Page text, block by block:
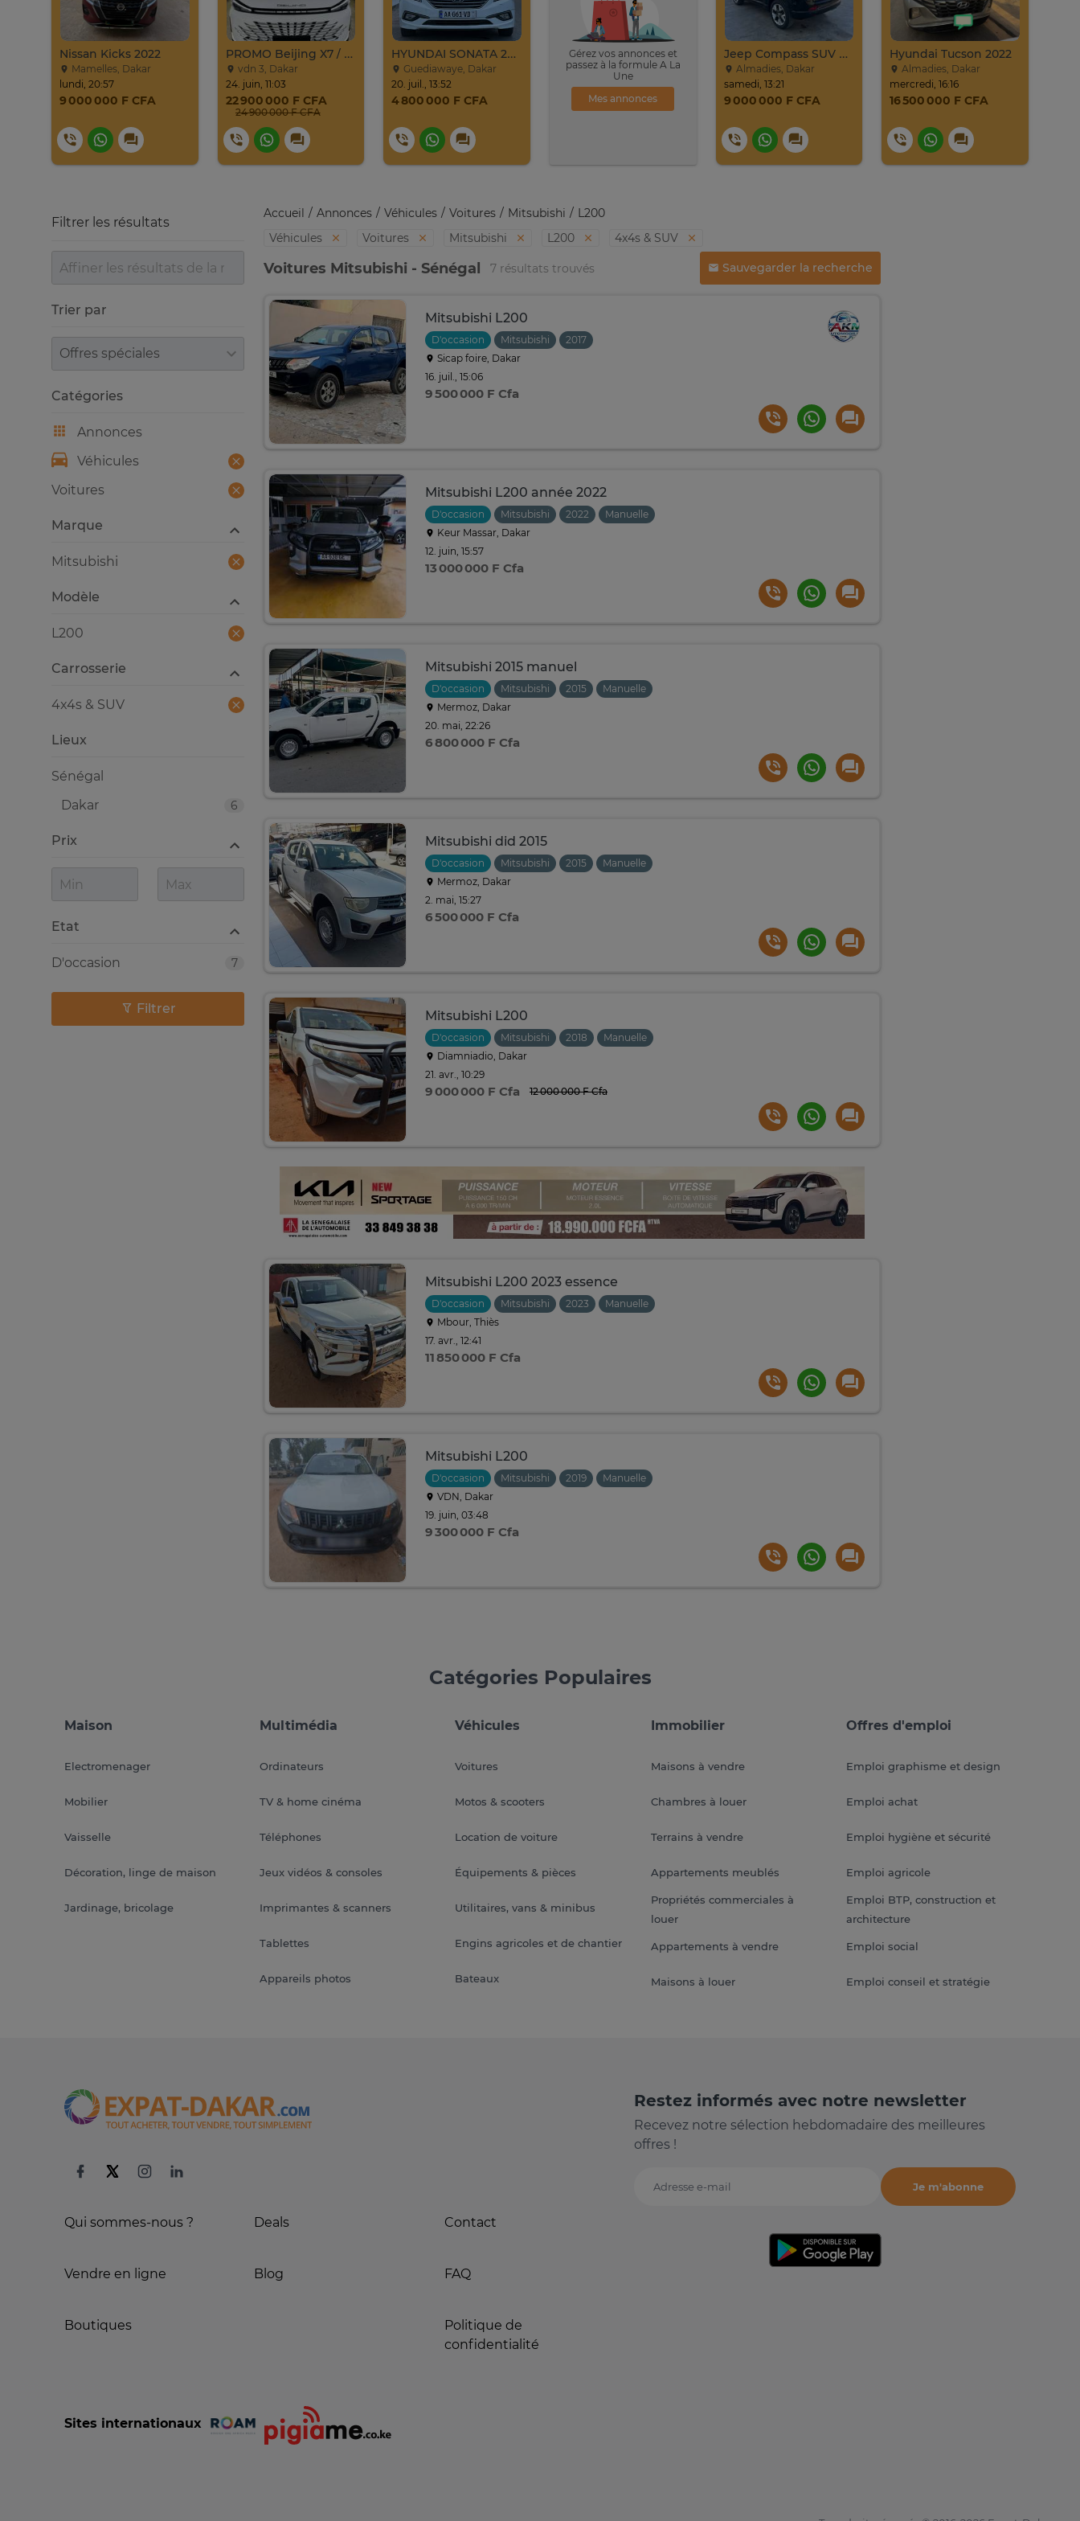
Nissan Kicks 2022
Mamelles, Dakar
lundi, 20:57
9 000 000 F CFA
PROMO Beijing X7 / 2025
vdn 3, Dakar
24. juin, 11:03
22 900 000 F CFA
24 900 000 F CFA
HYUNDAI SONATA 2016
Guediawaye, Dakar
20. juil., 13:52
4 800 000 F CFA
Gérez vos annonces et
passez à la formule A La
Une
Mes annonces
Jeep Compass SUV Noir Essence Automatique
Almadies, Dakar
samedi, 13:21
9 000 000 F CFA
Hyundai Tucson 2022
Almadies, Dakar
mercredi, 16:16
16 500 000 F CFA
Accueil Annonces Véhicules Voitures Mitsubishi
L200
Véhicules
Voitures Mitsubishi L200 4x4s & SUV
Voitures Mitsubishi - Sénégal 7 résultats trouvés Sauvegarder la recherche
Mitsubishi L200
D'occasion Mitsubishi
2017
Sicap foire, Dakar
16. juil., 15:06
9 500 000 F Cfa
Mitsubishi L200 année 2022
D'occasion Mitsubishi 2022
Manuelle
Keur Massar, Dakar
12. juin, 15:57
13 000 000 F Cfa
Mitsubishi 2015 manuel
D'occasion Mitsubishi 2015
Manuelle
Mermoz, Dakar
20. mai, 22:26
6 800 000 F Cfa
Mitsubishi did 2015
D'occasion Mitsubishi 2015
Manuelle
Mermoz, Dakar
2. mai, 15:27
6 500 000 F Cfa
Mitsubishi L200
D'occasion Mitsubishi 2018
Manuelle
Diamniadio, Dakar
21. avr., 10:29
9 000 000 F Cfa 12 000 000 F Cfa
Mitsubishi L200 2023 essence
D'occasion Mitsubishi 2023
Manuelle
Mbour, Thiès
17. avr., 12:41
11 850 000 F Cfa
Mitsubishi L200
D'occasion Mitsubishi 2019
Manuelle
VDN, Dakar
19. juin, 03:48
9 300 000 F Cfa
Filtrer les résultats
Trier par
Trier par
Catégories
Annonces
Véhicules
Voitures
Lieux
Sénégal
6
Dakar
Prix
Etat
7
D'occasion
Marque
Mitsubishi
Modèle
L200
Carrosserie
4x4s & SUV
Filtrer
Catégories Populaires
Maison
Electromenager
Mobilier
Vaisselle
Décoration, linge de maison
Jardinage, bricolage
Multimédia
Ordinateurs
TV & home cinéma
Téléphones
Jeux vidéos & consoles
Imprimantes & scanners
Tablettes
Appareils photos
Véhicules
Voitures
Motos & scooters
Location de voiture
Équipements & pièces
Utilitaires, vans & minibus
Engins agricoles et de chantier
Bateaux
Immobilier
Maisons à vendre
Chambres à louer
Terrains à vendre
Appartements meublés
Propriétés commerciales à
louer
Appartements à vendre
Maisons à louer
Offres d'emploi
Emploi graphisme et design
Emploi achat
Emploi hygiène et sécurité
Emploi agricole
Emploi BTP, construction et
architecture
Emploi social
Emploi conseil et stratégie
Qui sommes-nous ?
Vendre en ligne
Boutiques
Deals
Blog
Contact
FAQ
Politique de
confidentialité
Restez informés avec notre newsletter
Recevez notre sélection hebdomadaire des meilleures
offres !
Adresse e-mail
Je m'abonne
Sites internationaux